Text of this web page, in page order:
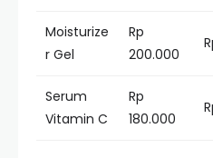
Moisturize
r Gel
Rp
200.000
Serum
Vitamin C
Rp
180.000